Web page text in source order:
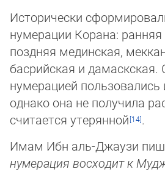
Исторически
нумерации Корана:
поздняя мединская,
басрийская и дамаскская.
нумерацией
однако она не получила
считается утерянной
.
Имам Ибн аль-Джаузи
нумерация восходит к